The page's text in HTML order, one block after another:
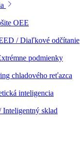
OEE
/ Diaľkové odčítanie
podmienky
chladového reťazca
inteligencia
Inteligentný sklad